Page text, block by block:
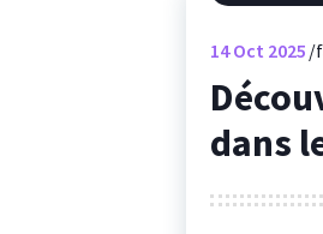
14Oct 2025
dans